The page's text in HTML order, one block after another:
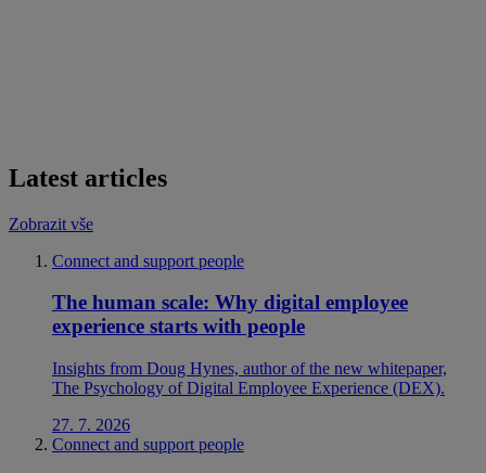
Latest articles
Zobrazit vše
Connect and support people
The human scale: Why digital employee
experience starts with people
Insights from Doug Hynes, author of the new whitepaper,
The Psychology of Digital Employee Experience (DEX).
27. 7. 2026
Connect and support people